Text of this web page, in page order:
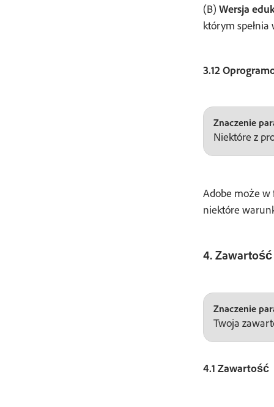
(B) Wersja
którym
3.12
Znaczenie
Niektóre z
Adobe może w
niektóre
4.
Znaczenie
Twoja
4.1 Zawartość